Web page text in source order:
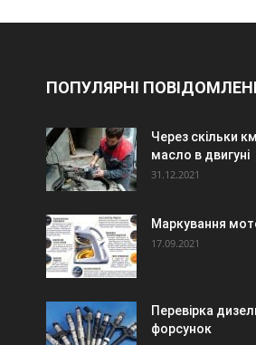
ПОПУЛЯРНІ
Через скільки
масло в двигуні
31.12.2021
Маркування
17.09.2021
Перевірка
форсунок